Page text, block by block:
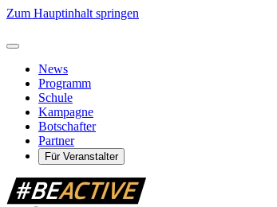
Zum Hauptinhalt springen
News
Programm
Schule
Kampagne
Botschafter
Partner
Für Veranstalter